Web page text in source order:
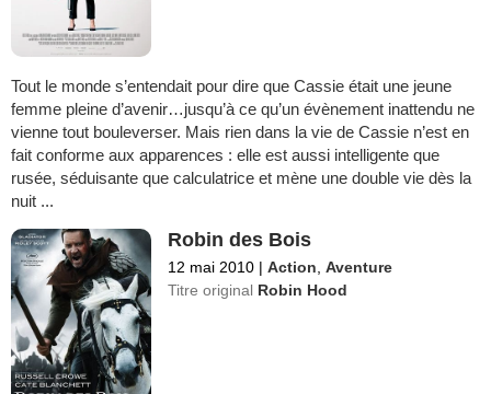
Tout le monde s’entendait pour dire que Cassie était une jeune
femme pleine d’avenir…jusqu’à ce qu’un évènement inattendu ne
vienne tout bouleverser. Mais rien dans la vie de Cassie n’est en
fait conforme aux apparences : elle est aussi intelligente que
rusée, séduisante que calculatrice et mène une double vie dès la
nuit ...
Robin des Bois
12 mai 2010 | Action ,Aventure
Titre original Robin Hood